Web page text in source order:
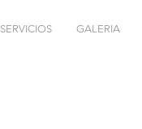
SERVICIOS GALERIA